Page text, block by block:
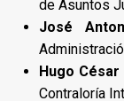
de Asuntos
José
Hugo
Contraloría